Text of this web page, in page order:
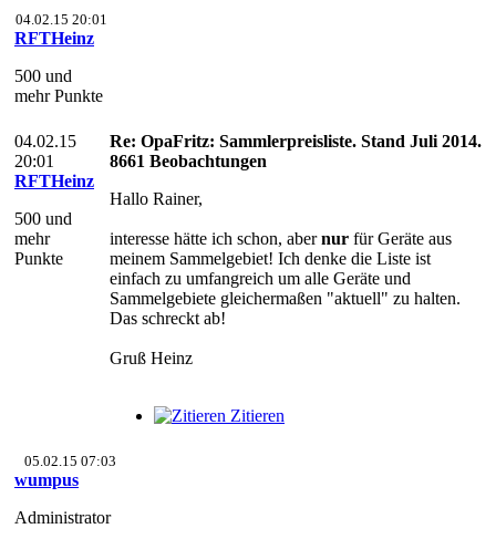
04.02.15 20:01
RFTHeinz
500 und
mehr Punkte
04.02.15
20:01
RFTHeinz
500 und
mehr
Punkte
Re: OpaFritz: Sammlerpreisliste. Stand Juli 2014.
8661 Beobachtungen
Hallo Rainer,
interesse hätte ich schon, abernur für Geräte aus
meinem Sammelgebiet! Ich denke die Liste ist
einfach zu umfangreich um alle Geräte und
Sammelgebiete gleichermaßen "aktuell" zu halten.
Das schreckt ab!
Gruß Heinz
Zitieren
05.02.15 07:03
wumpus
Administrator